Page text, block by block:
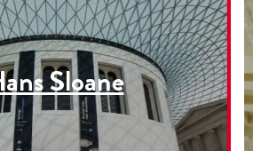
Sloane